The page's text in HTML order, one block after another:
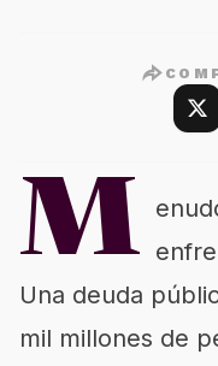
M
Una deuda
mil millones de